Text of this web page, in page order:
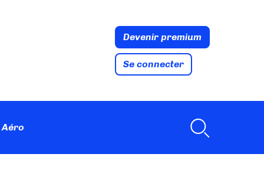
Devenir premium
Se connecter